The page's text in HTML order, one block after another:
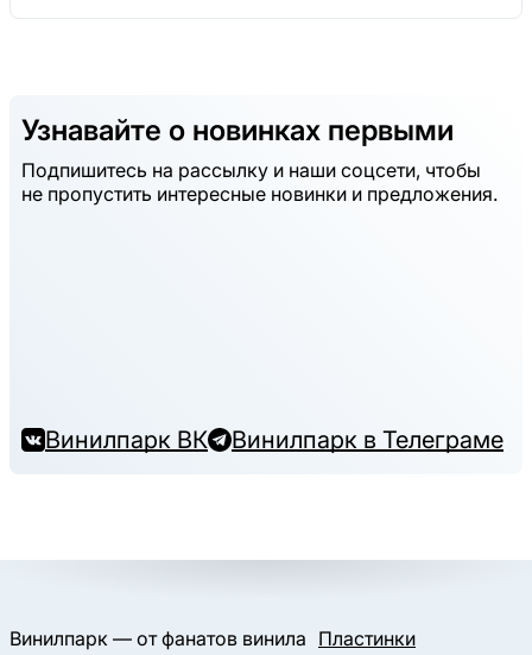
Узнавайте о новинках первыми
Подпишитесь на рассылку и наши соцсети, чтобы
не пропустить интересные новинки и предложения.
Винилпарк ВК Винилпарк в Телеграме
Винилпарк — от фанатов винила Пластинки